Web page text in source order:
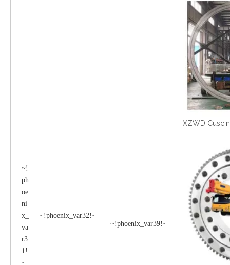
~!
ph
oe
ni
x_
va
r3
1!
~
~!phoenix_var32!~
~!phoenix_var39!~